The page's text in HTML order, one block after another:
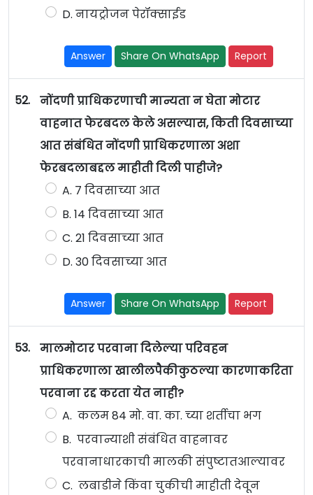
D. नायट्रोजन पेरॉक्साईड
Answer Share On WhatsApp Report
52.
नोंदणी प्राधिकरणाची मान्यता न घेता मोटार
वाहनात फेरबदल केले असल्यास, किती दिवसाच्या
आत संबंधित नोंदणी प्राधिकरणाला अशा
फेरबदलाबद्दल माहीती दिली पाहीजे?
A. 7 दिवसाच्या आत
B. 14 दिवसाच्या आत
C. 21 दिवसाच्या आत
D. 30 दिवसाच्या आत
Answer Share On WhatsApp Report
53.
मालमोटार परवाना दिलेल्या परिवहन
प्राधिकरणाला खालीलपैकीकुठल्या कारणाकरिता
परवाना रद्द करता येत नाही?
A. कलम 84 मो. वा. का. च्या शर्तीचा भग
B. परवान्याशी संबंधित वाहनावर
परवानाधारकाची मालकी संपुष्टातआल्यावर
C. लबाडीने किंवा चुकीची माहीती देवून